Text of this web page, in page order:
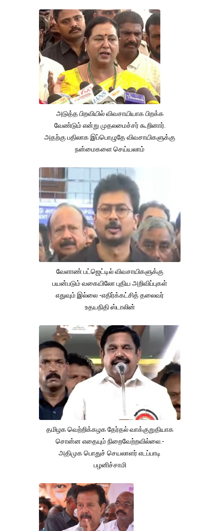
அடுத்த பிறவியில் விவசாயியாக பிறக்க
வேண்டும் என்று முதலமைச்சர் கூறினார்.
அதற்கு பதிலாக இப்பொழுதே விவசாயிகளுக்கு
நன்மைகளை செய்யலாம்
வேளாண் பட்ஜெட்டில் விவசாயிகளுக்கு
பயன்படும் வகையிலோ புதிய அறிவிப்புகள்
எதுவும் இல்லை -எதிர்க்கட்சித் தலைவர்
உதயநிதி ஸ்டாலின்
தமிழக வெற்றிக்கழக தேர்தல் வாக்குறுதியாக
சொன்ன எதையும் நிறைவேற்றவில்லை.-
அதிமுக பொதுச் செயலாளர் எடப்பாடி
பழனிச்சாமி